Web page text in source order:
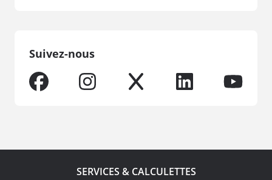
Suivez-nous
SERVICES & CALCULETTES